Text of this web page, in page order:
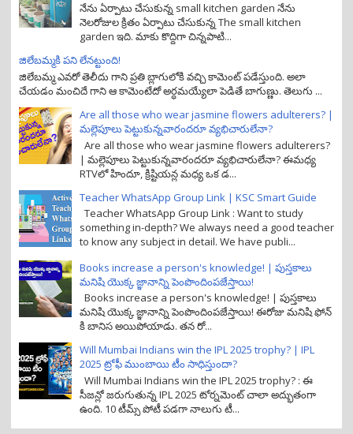
నేను ఏర్పాటు చేసుకున్న small kitchen garden నేను
నెలరోజుల క్రితం ఏర్పాటు చేసుకున్న The small kitchen
garden ఇది. మాకు కొద్దిగా చిన్నపాటి...
జిలేబమ్మకి పని లేనట్టుంది!
జిలేబమ్మ ఎవరో తెలీదు గాని ప్రతి బ్లాగులోకి వచ్చి కామెంట్ పడేస్తుంది. అలా
చేయడం మంచిదే గాని ఆ కామెంటేదో అర్ధమయ్యేలా పెడితే బాగుణ్ణు. తెలుగు ...
Are all those who wear jasmine flowers adulterers? |
మల్లెపూలు పెట్టుకున్నవారందరూ వ్యభిచారులేనా?
Are all those who wear jasmine flowers adulterers?
| మల్లెపూలు పెట్టుకున్నవారందరూ వ్యభిచారులేనా? ఈమధ్య
RTVలో హిందూ, క్రిష్టియన్ల మధ్య ఒక డ...
Teacher WhatsApp Group Link | KSC Smart Guide
Teacher WhatsApp Group Link : Want to study
something in-depth? We always need a good teacher
to know any subject in detail. We have publi...
Books increase a person's knowledge! | పుస్తకాలు
మనిషి యొక్క జ్ఞానాన్ని పెంపొందింపజేస్తాయి!
Books increase a person's knowledge! | పుస్తకాలు
మనిషి యొక్క జ్ఞానాన్ని పెంపొందింపజేస్తాయి! ఈరోజు మనిషి ఫోన్
కి బానిస అయిపోయాడు. తన రో...
Will Mumbai Indians win the IPL 2025 trophy? | IPL
2025 ట్రోఫీ ముంబాయి టీం సాధిస్తుందా?
Will Mumbai Indians win the IPL 2025 trophy? : ఈ
సీజన్లో జరుగుతున్న IPL 2025 టోర్నమెంట్ చాలా అద్భుతంగా
ఉంది. 10 టీమ్స్ పోటీ పడగా నాలుగు టీ...